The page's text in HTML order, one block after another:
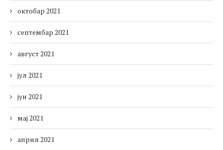
октобар 2021
септембар 2021
август 2021
јул 2021
јун 2021
мај 2021
април 2021